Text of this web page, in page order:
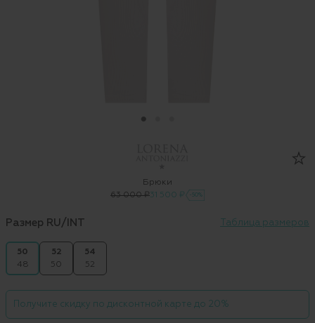
Брюки
63 000 ₽31 500 ₽ -50%
Размер RU/INT Таблица размеров
50
48
52
50
54
52
Получите скидку по дисконтной карте до 20%